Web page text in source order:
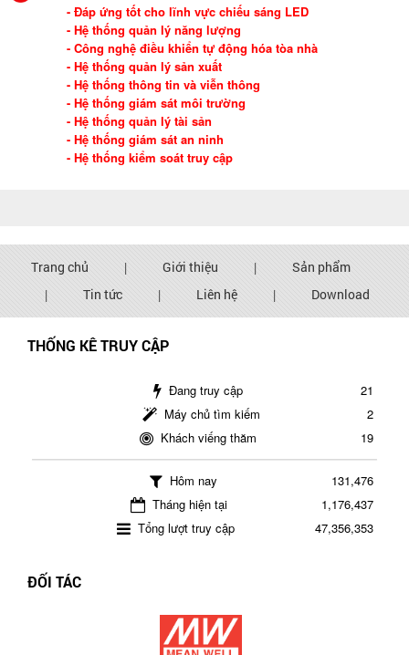
- Đáp ứng tốt cho lĩnh vực chiếu sáng LED
- Hệ thống quản lý năng lượng
- Công nghệ điều khiển tự động hóa tòa nhà
- Hệ thống quản lý sản xuất
- Hệ thống thông tin và viễn thông
- Hệ thống giám sát môi trường
- Hệ thống quản lý tài sản
- Hệ thống giám sát an ninh
- Hệ thống kiểm soát truy cập
Trang chủ | Giới thiệu |
Sản phẩm
|
Tin tức | Liên hệ | Download
THỐNG KÊ TRUY CẬP
Đang truy cập
21
Máy chủ tìm kiếm
2
Khách viếng thăm
19
Hôm nay
131,476
Tháng hiện tại
1,176,437
Tổng lượt truy cập
47,356,353
ĐỐI TÁC